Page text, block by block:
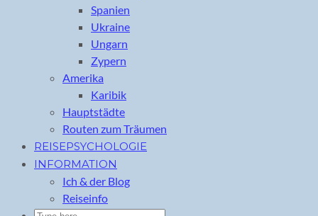
Spanien
Ukraine
Ungarn
Zypern
Amerika
Karibik
Hauptstädte
Routen zum Träumen
REISEPSYCHOLOGIE
INFORMATION
Ich & der Blog
Reiseinfo